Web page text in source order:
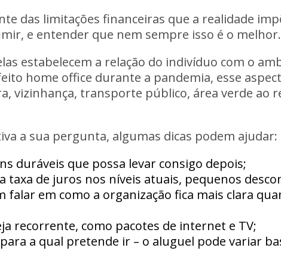
das limitações financeiras que a realidade
e entender que nem sempre isso é o melhor.
estabelecem a relação do indivíduo com o
home office durante a pandemia, esse
vizinhança, transporte público, área verde ao
a sua pergunta, algumas dicas podem ajudar:
duráveis que possa levar consigo depois;
de juros nos níveis atuais, pequenos
falar em como a organização fica mais clara
recorrente, como pacotes de internet e TV;
a qual pretende ir – o aluguel pode variar